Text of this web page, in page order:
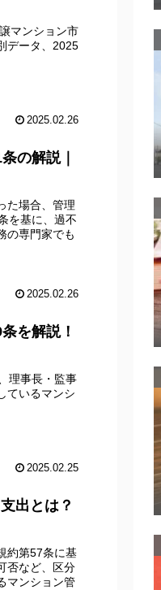
マンション市
データ、2025
2025.02.26
の解説｜
た場合、管理
を基に、過不
の専門家でも
2025.02.26
を解説！
理事長・監事
ているマンシ
2025.02.25
出とは？
約第57条に基
否など、区分
マンション管